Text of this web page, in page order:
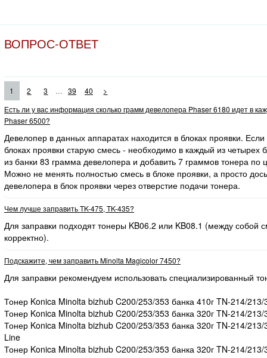
ВОПРОС-ОТВЕТ
1 2 3 ... 39 40
>
Есть ли у вас информация сколько грамм девелопера Phaser 6180 идет в
Phaser 6500?
Девелопер в данных аппаратах находится в блоках проявки.
блоках проявки старую смесь - необходимо в каждый из четырех
из банки 83 грамма девелопера и добавить 7 граммов тонера по
Можно не менять полностью смесь в блоке проявки, а просто
девелопера в блок проявки через отверстие подачи тонера.
Чем лучше заправить TK-475, TK-435?
Для заправки подходят тонеры KB06.2 или KB08.1 (между собой
корректно).
Подскажите, чем заправить Minolta Magicolor 7450?
Для заправки рекомендуем использовать специализированный
Тонер Konica Minolta bizhub C200/253/353 банка 410г TN-214/
Тонер Konica Minolta bizhub C200/253/353 банка 320г TN-214/
Тонер Konica Minolta bizhub C200/253/353 банка 320г TN-214/
Line
Тонер Konica Minolta bizhub C200/253/353 банка 320г TN-214/